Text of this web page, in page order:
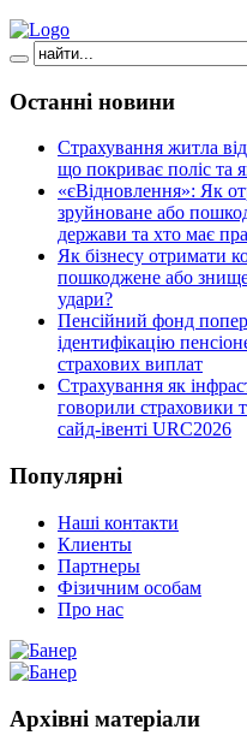
Останні новини
Страхування житла
що покриває поліс та
«єВідновлення»: Як
зруйноване або
держави та хто має
Як бізнесу отримати
пошкоджене або
удари?
Пенсійний фонд
ідентифікацію
страхових виплат
Страхування як
говорили страховики
сайд-івенті URC2026
Популярні
Наші контакти
Клиенты
Партнеры
Фізичним особам
Про нас
Архівні матеріали